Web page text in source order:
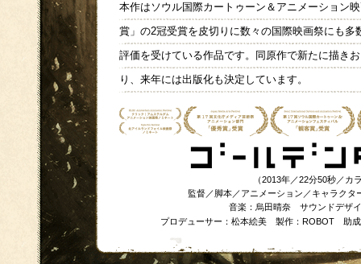
本作はソウル国際カートゥーン＆アニメーション
賞」の2冠受賞を皮切りに数々の国際映画祭にも多
評価を受けている作品です。同原作で新たに描き
り、来年には出版化も決定しています。
（2013年／22分50秒／カ
監督／脚本／アニメーション／キャラクタ
音楽：烏田晴奈 サウンドデザ
プロデューサー：松本絵美 製作：ROBOT 助